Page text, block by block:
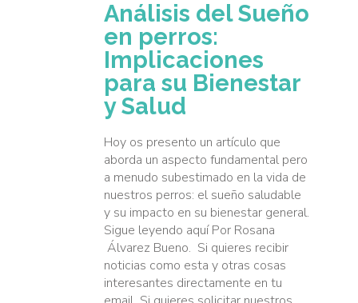
Análisis del Sueño
en perros:
Implicaciones
para su Bienestar
y Salud
Hoy os presento un artículo que
aborda un aspecto fundamental pero
a menudo subestimado en la vida de
nuestros perros: el sueño saludable
y su impacto en su bienestar general.
Sigue leyendo aquí Por Rosana
Álvarez Bueno. Si quieres recibir
noticias como esta y otras cosas
interesantes directamente en tu